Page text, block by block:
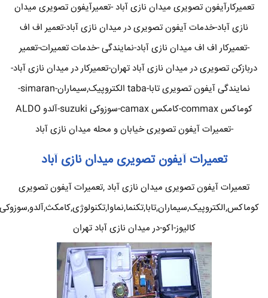
تعمیرکارآیفون تصویری میدان نازی آباد -تعمیرآیفون تصویری میدان
نازی آباد-خدمات آیفون تصویری در میدان نازی آباد-تعمیر اف اف
-تعمیرکار اف اف میدان نازی آباد-نمایندگی -خدمات تعمیرات-تعمیر
دربازکن تصویری در میدان نازی آباد تهران-تعمیرکار در میدان نازی آباد-
نمایندگی آیفون تصویری تابا-taba الکتروپیک,سیماران-simaran-
کوماکس commax-کامکس camax-سوزوکی suzuki-آلدو ALDO
-تعمیرات آیفون تصویری خیابان و محله میدان نازی آباد
تعمیرات آیفون تصویری میدان نازی آباد
تعمیرات آیفون تصویری میدان نازی آباد ,تعمیرات آیفون تصویری
کوماکس,الکتروپیک,سیماران,تابا,تکنما,نماوا,تکنولوژی,کامکث,آلدو,سوزوکی
کالیوز-اکو-در میدان نازی آباد تهران